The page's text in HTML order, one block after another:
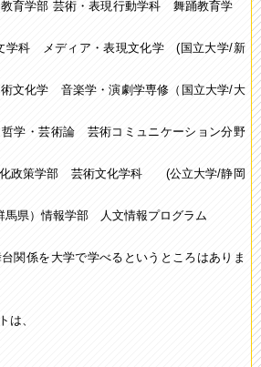
育学部 芸術・表現行動学科 舞踊教育学
学科 メディア・表現文化学 (国立大学/新
文化学 音楽学・演劇学専修（国立大学/大
学・芸術論 芸術コミュニケーション分野
化政策学部 芸術文化学科 (公立大学/静岡
馬県）情報学部 人文情報プログラム
関係を大学で学べるというところはありま
は、